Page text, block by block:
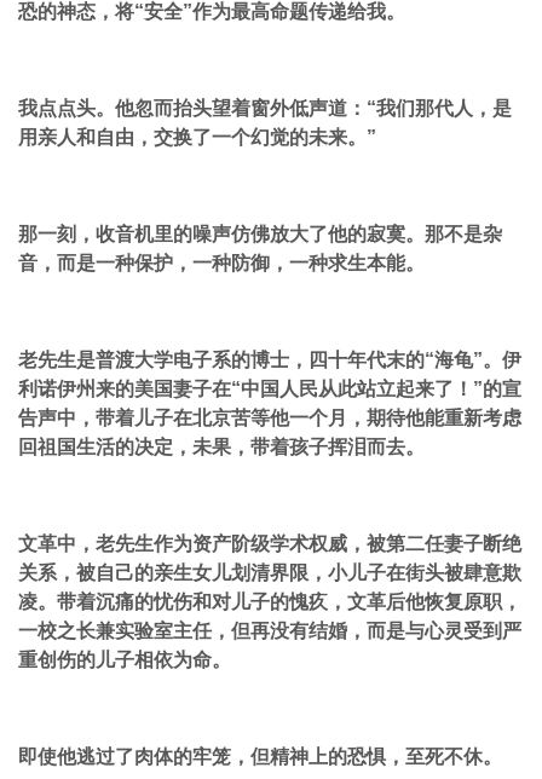
恐的神态，将“安全”作为最高命题传递给我。
我点点头。他忽而抬头望着窗外低声道：“我们那代人，是
用亲人和自由，交换了一个幻觉的未来。”
那一刻，收音机里的噪声仿佛放大了他的寂寞。那不是杂
音，而是一种保护，一种防御，一种求生本能。
老先生是普渡大学电子系的博士，四十年代末的“海龟”。伊
利诺伊州来的美国妻子在“中国人民从此站立起来了！”的宣
告声中，带着儿子在北京苦等他一个月，期待他能重新考虑
回祖国生活的决定，未果，带着孩子挥泪而去。
文革中，老先生作为资产阶级学术权威，被第二任妻子断绝
关系，被自己的亲生女儿划清界限，小儿子在街头被肆意欺
凌。带着沉痛的忧伤和对儿子的愧疚，文革后他恢复原职，
一校之长兼实验室主任，但再没有结婚，而是与心灵受到严
重创伤的儿子相依为命。
即使他逃过了肉体的牢笼，但精神上的恐惧，至死不休。